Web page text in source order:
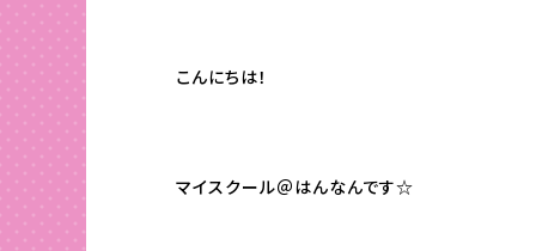
こんにちは！
マイスクール＠はんなんです☆